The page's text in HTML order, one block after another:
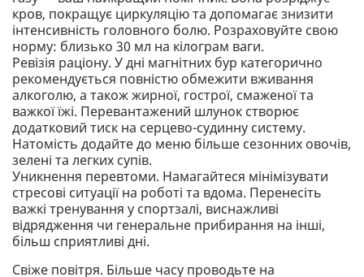
кров, покращує циркуляцію та допомагає знизити
інтенсивність головного болю. Розраховуйте свою
норму: близько 30 мл на кілограм ваги.
Ревізія раціону. У дні магнітних бур категорично
рекомендується повністю обмежити вживання
алкоголю, а також жирної, гострої, смаженої та
важкої їжі. Перевантажений шлунок створює
додатковий тиск на серцево-судинну систему.
Натомість додайте до меню більше сезонних овочів,
зелені та легких супів.
Уникнення перевтоми. Намагайтеся мінімізувати
стресові ситуації на роботі та вдома. Перенесіть
важкі тренування у спортзалі, виснажливі
відрядження чи генеральне прибирання на інші,
більш сприятливі дні.
Свіже повітря. Більше часу проводьте на